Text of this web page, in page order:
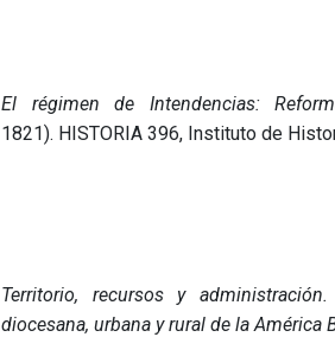
El régimen de Intendencias:
1821). HISTORIA 396, Instituto de
Territorio, recursos y
diocesana, urbana y rural de la América